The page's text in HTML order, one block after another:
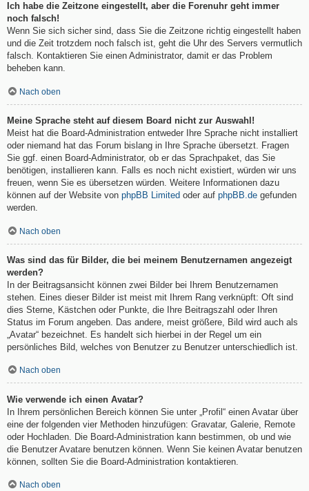
Ich habe die Zeitzone eingestellt, aber die Forenuhr geht immer
noch falsch!
Wenn Sie sich sicher sind, dass Sie die Zeitzone richtig eingestellt haben
und die Zeit trotzdem noch falsch ist, geht die Uhr des Servers vermutlich
falsch. Kontaktieren Sie einen Administrator, damit er das Problem
beheben kann.
Nach oben
Meine Sprache steht auf diesem Board nicht zur Auswahl!
Meist hat die Board-Administration entweder Ihre Sprache nicht installiert
oder niemand hat das Forum bislang in Ihre Sprache übersetzt. Fragen
Sie ggf. einen Board-Administrator, ob er das Sprachpaket, das Sie
benötigen, installieren kann. Falls es noch nicht existiert, würden wir uns
freuen, wenn Sie es übersetzen würden. Weitere Informationen dazu
können auf der Website von phpBB Limited oder auf phpBB.de gefunden
werden.
Nach oben
Was sind das für Bilder, die bei meinem Benutzernamen angezeigt
werden?
In der Beitragsansicht können zwei Bilder bei Ihrem Benutzernamen
stehen. Eines dieser Bilder ist meist mit Ihrem Rang verknüpft: Oft sind
dies Sterne, Kästchen oder Punkte, die Ihre Beitragszahl oder Ihren
Status im Forum angeben. Das andere, meist größere, Bild wird auch als
„Avatar“ bezeichnet. Es handelt sich hierbei in der Regel um ein
persönliches Bild, welches von Benutzer zu Benutzer unterschiedlich ist.
Nach oben
Wie verwende ich einen Avatar?
In Ihrem persönlichen Bereich können Sie unter „Profil“ einen Avatar über
eine der folgenden vier Methoden hinzufügen: Gravatar, Galerie, Remote
oder Hochladen. Die Board-Administration kann bestimmen, ob und wie
die Benutzer Avatare benutzen können. Wenn Sie keinen Avatar benutzen
können, sollten Sie die Board-Administration kontaktieren.
Nach oben